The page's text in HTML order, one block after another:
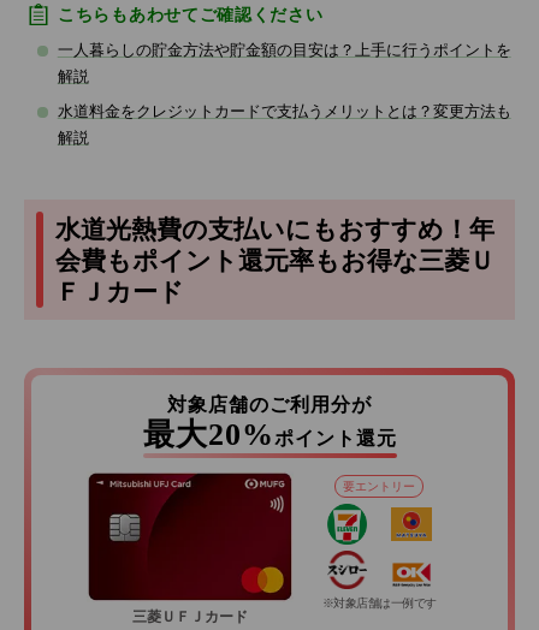
こちらもあわせてご確認ください
一人暮らしの貯金方法や貯金額の目安は？上手に行うポイントを
解説
水道料金をクレジットカードで支払うメリットとは？変更方法も
解説
水道光熱費の支払いにもおすすめ！年
会費もポイント還元率もお得な三菱Ｕ
ＦＪカード
対象店舗のご利用分が
最大20% ポイント還元
三菱ＵＦＪカード
要エントリー
※対象店舗は一例です